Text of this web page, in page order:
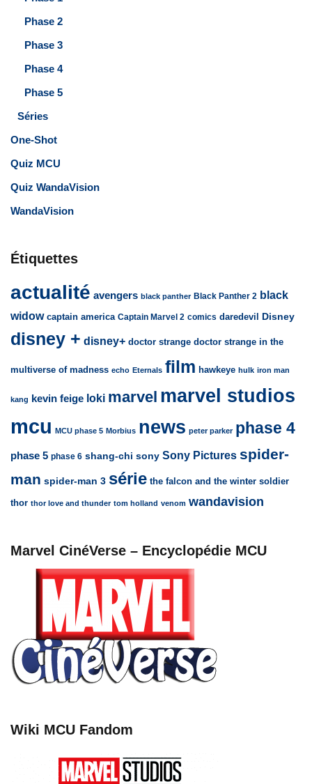
Phase 2
Phase 3
Phase 4
Phase 5
Séries
One-Shot
Quiz MCU
Quiz WandaVision
WandaVision
Étiquettes
actualité avengers black panther Black Panther 2 black
widow captain america Captain Marvel 2 comics daredevil Disney
disney + disney+ doctor strange doctor strange in the
multiverse of madness echo Eternals film hawkeye hulk iron man
kang kevin feige loki marvel marvel studios
mcu MCU phase 5 Morbius news peter parker phase 4
phase 5 phase 6 shang-chi sony Sony Pictures spider-
man spider-man 3 série the falcon and the winter soldier
thor thor love and thunder tom holland venom wandavision
Marvel CinéVerse – Encyclopédie MCU
Wiki MCU Fandom